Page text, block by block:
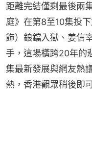
距離完結僅剩最後兩
庭》在第8至10集投
飾）鋃鐺入獄、姜信
手，這場橫跨20年的
集最新發展與網友熱
熱，香港觀眾稍後即